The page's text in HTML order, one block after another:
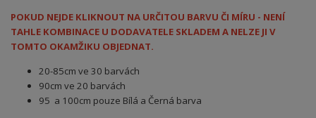
POKUD NEJDE KLIKNOUT NA URČITOU BARVU ČI MÍRU - NENÍ
TAHLE KOMBINACE U DODAVATELE SKLADEM A NELZE JI V
TOMTO OKAMŽIKU OBJEDNAT.
20-85cm ve 30 barvách
90cm ve 20 barvách
95 a 100cm pouze Bílá a Černá barva